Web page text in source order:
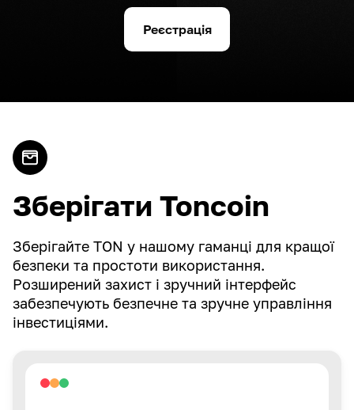
Реєстрація
Зберігати Toncoin
Зберігайте TON у нашому гаманці для кращої
безпеки та простоти використання.
Розширений захист і зручний інтерфейс
забезпечують безпечне та зручне управління
інвестиціями.